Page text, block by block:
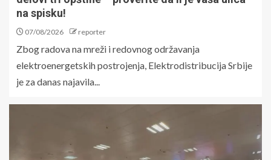
na spisku!
07/08/2026 reporter
Zbog radova na mreži i redovnog održavanja
elektroenergetskih postrojenja, Elektrodistribucija Srbije
je za danas najavila...